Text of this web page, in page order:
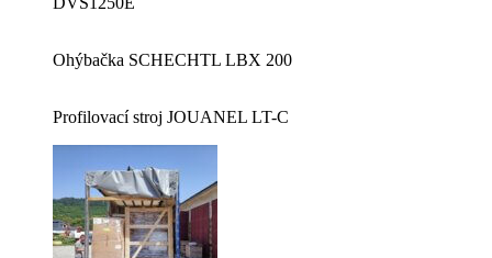
Ohýbačka SCHECHTL LBX 200
Profilovací stroj JOUANEL LT-C